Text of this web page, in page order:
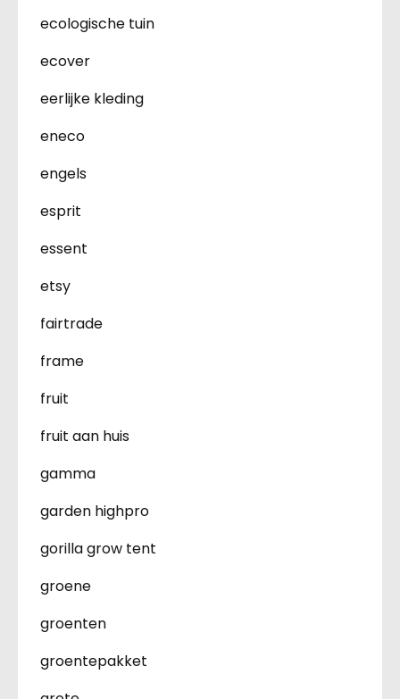
ecologische tuin
ecover
eerlijke kleding
eneco
engels
esprit
essent
etsy
fairtrade
frame
fruit
fruit aan huis
gamma
garden highpro
gorilla grow tent
groene
groenten
groentepakket